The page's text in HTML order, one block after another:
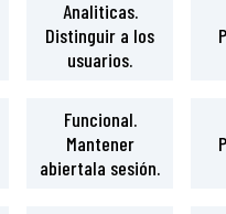
Analiticas.
Distinguir a los
usuarios.
Funcional.
Mantener
abiertala sesión.